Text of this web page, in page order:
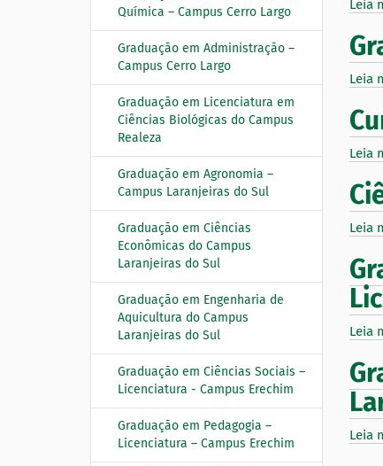
Química – Campus Cerro Largo
Graduação em Administração –
Campus Cerro Largo
Graduação em Licenciatura em
Ciências Biológicas do Campus
Realeza
Graduação em Agronomia –
Campus Laranjeiras do Sul
Graduação em Ciências
Econômicas do Campus
Laranjeiras do Sul
Graduação em Engenharia de
Aquicultura do Campus
Laranjeiras do Sul
Graduação em Ciências Sociais –
Licenciatura - Campus Erechim
Graduação em Pedagogia –
Licenciatura – Campus Erechim
Leia
Leia
Leia
Leia
Leia
Leia